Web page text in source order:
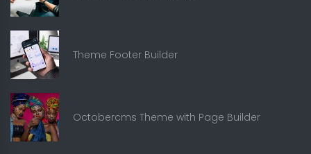
Theme Footer Builder
Octobercms Theme with Page Builder